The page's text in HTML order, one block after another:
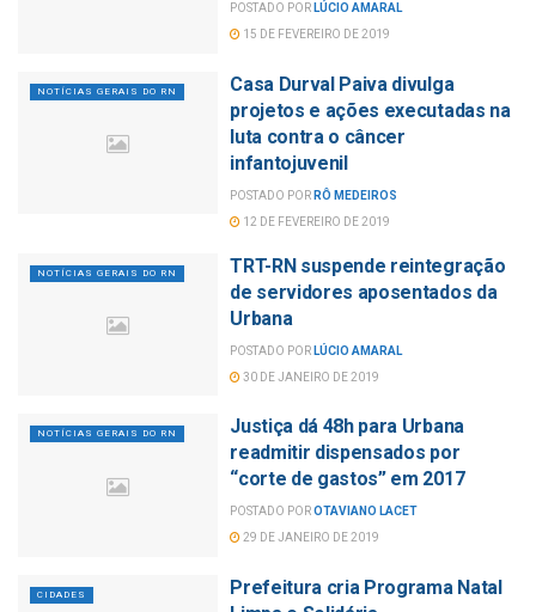
POSTADO POR LÚCIO AMARAL
15 DE FEVEREIRO DE 2019
NOTÍCIAS GERAIS DO RN
Casa Durval Paiva divulga
projetos e ações executadas na
luta contra o câncer
infantojuvenil
POSTADO POR RÔ MEDEIROS
12 DE FEVEREIRO DE 2019
NOTÍCIAS GERAIS DO RN
TRT-RN suspende reintegração
de servidores aposentados da
Urbana
POSTADO POR LÚCIO AMARAL
30 DE JANEIRO DE 2019
NOTÍCIAS GERAIS DO RN
Justiça dá 48h para Urbana
readmitir dispensados por
“corte de gastos” em 2017
POSTADO POROTAVIANO LACET
29 DE JANEIRO DE 2019
CIDADES
Prefeitura cria Programa Natal